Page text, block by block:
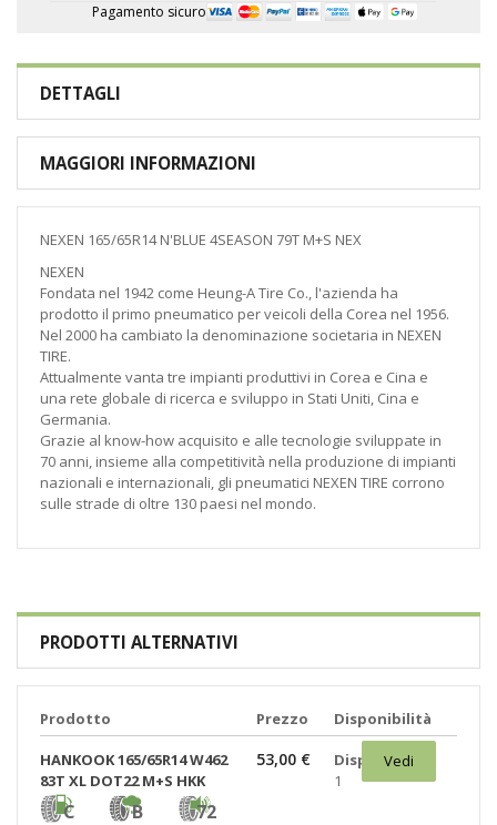
Pagamento sicuro
DETTAGLI
MAGGIORI INFORMAZIONI
NEXEN 165/65R14 N'BLUE 4SEASON 79T M+S NEX
NEXEN
Fondata nel 1942 come Heung-A Tire Co., l'azienda ha
prodotto il primo pneumatico per veicoli della Corea nel 1956.
Nel 2000 ha cambiato la denominazione societaria in NEXEN
TIRE.
Attualmente vanta tre impianti produttivi in Corea e Cina e
una rete globale di ricerca e sviluppo in Stati Uniti, Cina e
Germania.
Grazie al know-how acquisito e alle tecnologie sviluppate in
70 anni, insieme alla competitività nella produzione di impianti
nazionali e internazionali, gli pneumatici NEXEN TIRE corrono
sulle strade di oltre 130 paesi nel mondo.
PRODOTTI ALTERNATIVI
Prodotto Prezzo Disponibilità
HANKOOK 165/65R14 W462
83T XL DOT22 M+S HKK
C B 72
53,00 €
Disponibili:
1
Vedi